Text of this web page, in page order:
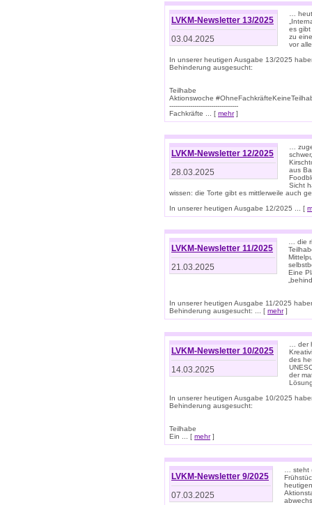
LVKM-Newsletter 13/2025
03.04.2025
…
es gibt
zu
vor
In unserer heutigen Ausgabe 13/2025
Behinderung ausgesucht:
Teilhabe
Aktionswoche
---------------------------------
Fachkräfte ... [ mehr]
LVKM-Newsletter 12/2025
28.03.2025
…
aus
Sicht
wissen: die Torte gibt es mittlerweile auch
In unserer heutigen Ausgabe 12/2025 ... [
LVKM-Newsletter 11/2025
21.03.2025
… die
Eine
In unserer heutigen Ausgabe 11/2025
Behinderung ausgesucht: ... [ mehr]
LVKM-Newsletter 10/2025
14.03.2025
… der
des
der
In unserer heutigen Ausgabe 10/2025
Behinderung ausgesucht:
Teilhabe
Ein ... [ mehr]
LVKM-Newsletter 9/2025
07.03.2025
… steht